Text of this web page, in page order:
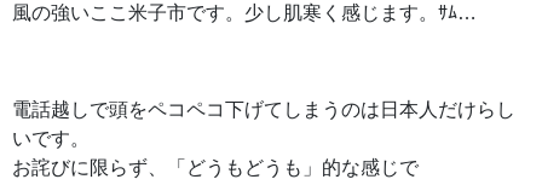
風の強いここ米子市です。少し肌寒く感じます。ｻﾑ…
電話越しで頭をペコペコ下げてしまうのは日本人だけらし
いです。
お詫びに限らず、「どうもどうも」的な感じで